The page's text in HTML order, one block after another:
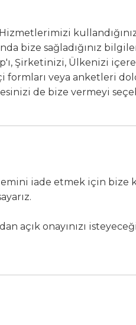
bize sağladığınız
Şirketinizi, Ülkenizi
formları veya anketleri
de bize vermeyi
iade etmek için bize
açık onayınızı